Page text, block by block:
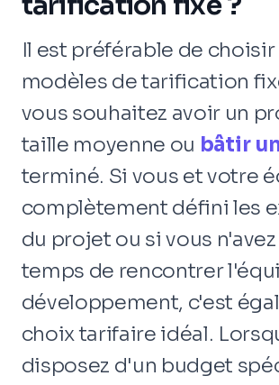
Il est préférable de choisir
modèles de tarification
vous souhaitez avoir un
taille moyenne ou bâtir
terminé. Si vous et votre
complètement défini les
du projet ou si vous
temps de rencontrer
développement, c'est
choix tarifaire idéal.
disposez d'un budget